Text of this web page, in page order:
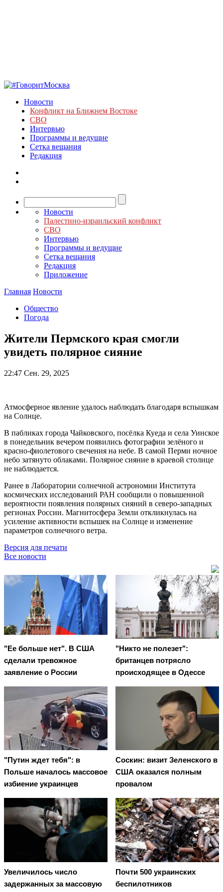
Новости
Конфликт на Ближнем Востоке
СВО
Интервью
Программы и ведущие
Сетка вещания
Редакция
Новости
Палестино-израильский конфликт
СВО
Интервью
Программы и ведущие
Сетка вещания
Редакция
Приложение
Главная Новости
Общество
Погода
Жители Пермского края смогли
увидеть полярное сияние
22:47 Сен. 29, 2025
Атмосферное явление удалось наблюдать благодаря вспышкам
на Солнце.
В пабликах города Чайковского, посёлка Куеда и села Уинское
в понедельник вечером появились фотографии зелёного и
красно-фиолетового свечения на небе. В самой Перми ночное
небо затянуто облаками. Полярное сияние в краевой столице
не наблюдается.
Ранее в Лаборатории солнечной астрономии Института
космических исследований РАН сообщили о повышенной
вероятности появления полярных сияний в северо-западных
регионах России. Магнитосфера Земли откликнулась на
усиление активности вспышек на Солнце и изменение
параметров солнечного ветра.
Версия для печати
Все новости
"Ее больше нет". В США
сделали тревожное
заявление о России
"Никто не полезет":
британцев потрясло
происходящее в Одессе
"Путин ждет тебя": в
Польше началось массовое
избиение украинцев
Соскин: визит Зеленского в
США оказался полным
провалом
Увеличилось число
задержанных за массовую
Почти 500 украинских
беспилотников